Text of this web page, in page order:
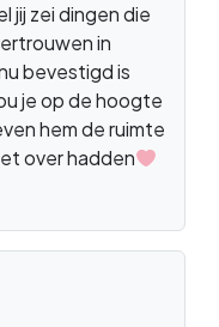
jij zei dingen die
in
bevestigd is
je op de hoogte
hem de ruimte
over hadden